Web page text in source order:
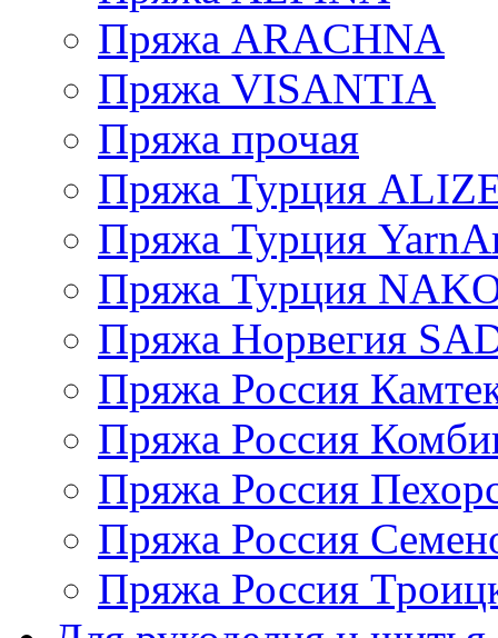
Пряжа ARACHNA
Пряжа VISANTIA
Пряжа прочая
Пряжа Турция
Пряжа Турция
Пряжа Турция
Пряжа Норвегия
Пряжа Россия
Пряжа Россия
Пряжа Россия
Пряжа Россия
Пряжа Россия